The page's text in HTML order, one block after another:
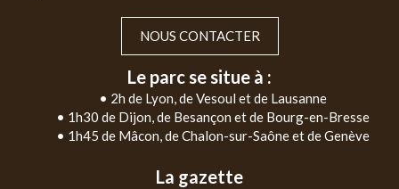
NOUS CONTACTER
Le parc se situe à :
• 2h de Lyon, de Vesoul et de Lausanne
• 1h30 de Dijon, de Besançon et de Bourg-en-Bresse
• 1h45 de Mâcon, de Chalon-sur-Saône et de Genève
La gazette